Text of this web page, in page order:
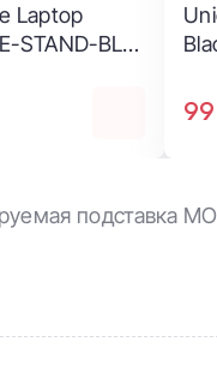
Union Rise Laptop
Black (RISE-
подставка